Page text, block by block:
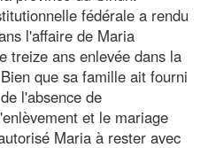
fédérale a rendu
l'affaire de Maria
treize ans enlevée dans la
que sa famille ait fourni
l'absence de
et le mariage
Maria à rester avec